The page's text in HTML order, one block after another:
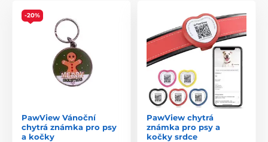
-20%
PawView Vánoční
chytrá známka pro psy
a kočky
PawView chytrá
známka pro psy a
kočky srdce